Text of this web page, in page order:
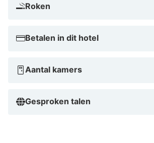
Roken
Betalen in dit hotel
Aantal kamers
Gesproken talen